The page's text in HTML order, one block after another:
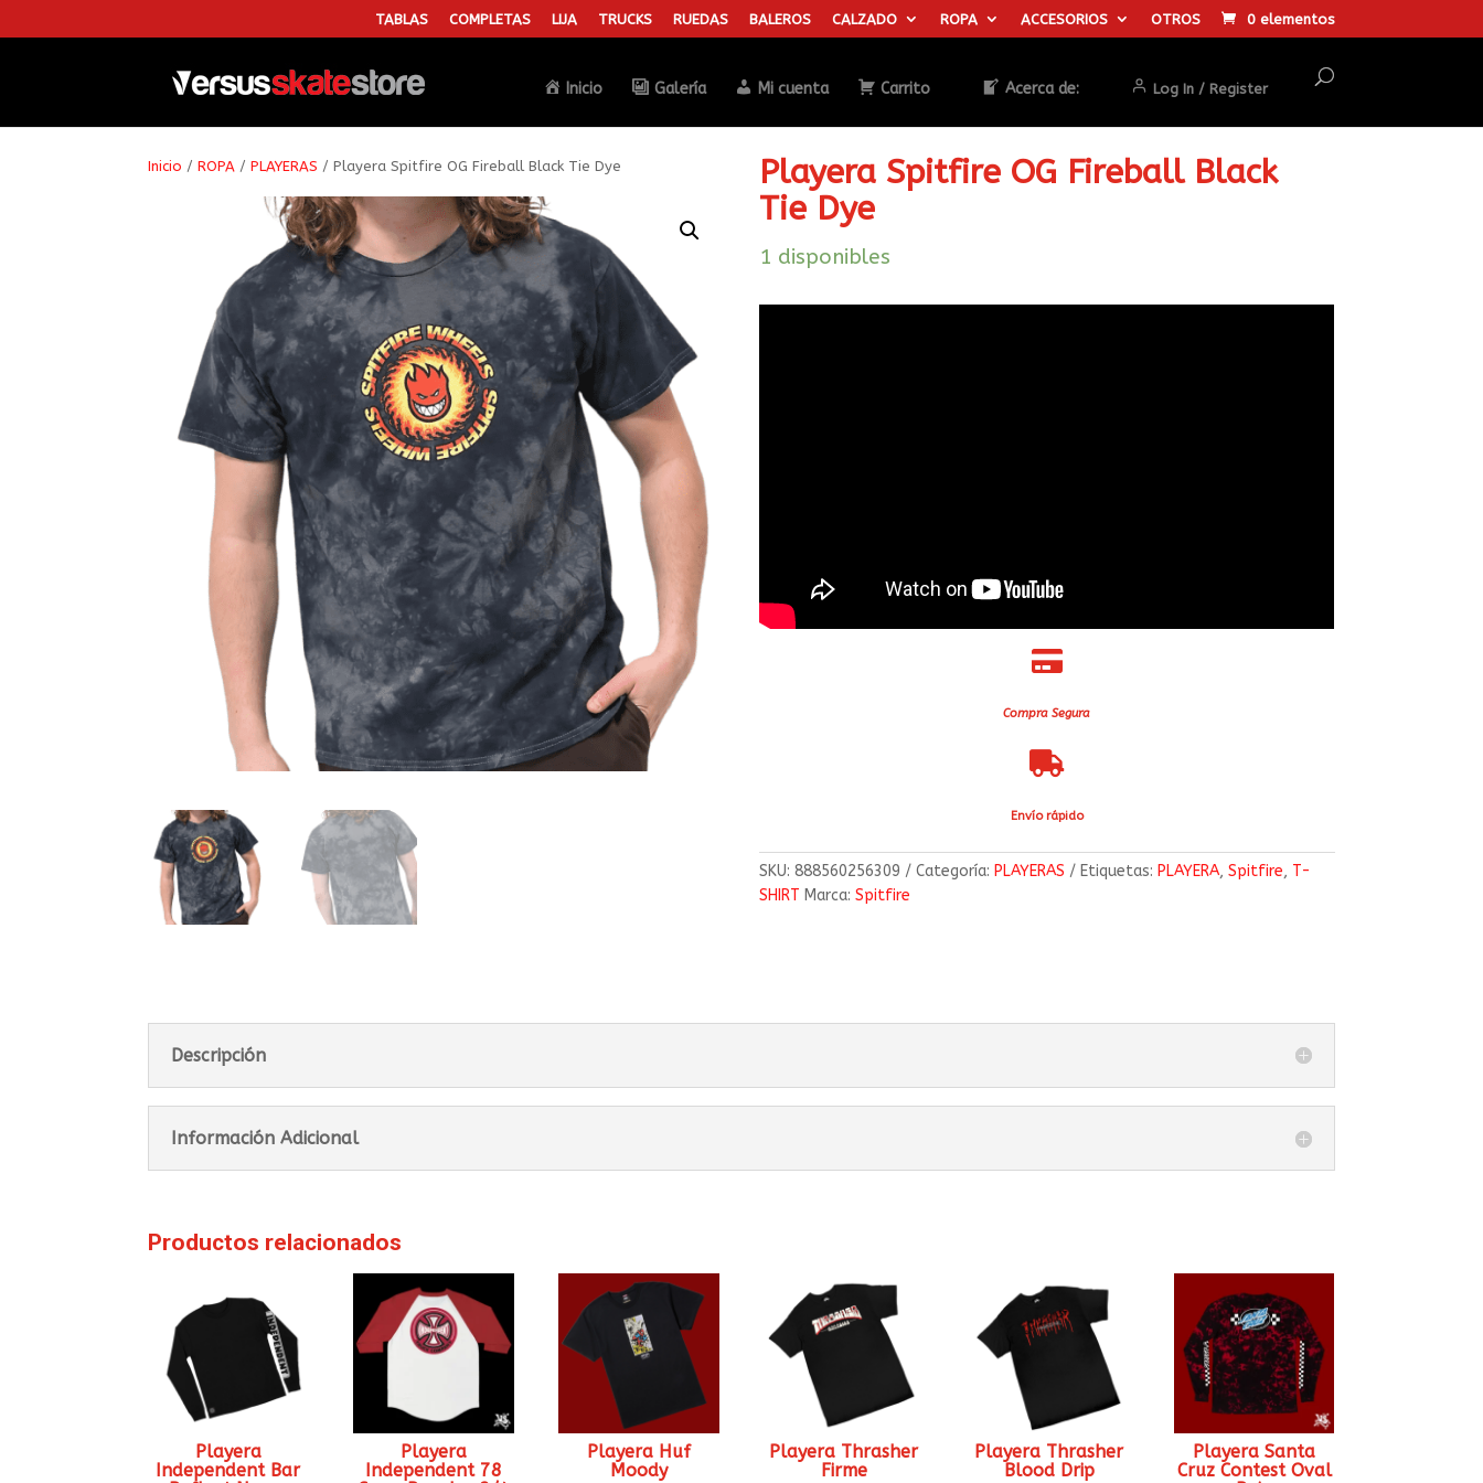
TABLAS COMPLETAS LIJA TRUCKS RUEDAS BALEROS CALZADO ROPA ACCESORIOS OTROS 0 elementos
Inicio Galería Mi cuenta Carrito Acerca de: Log In / Register
Búsqueda
Inicio /ROPA /PLAYERAS / Playera Spitfire OG Fireball Black Tie Dye
Playera Spitfire OG Fireball Black
Tie Dye
1 disponibles

Compra Segura

Envío rápido
SKU:888560256309 Categoría: PLAYERAS Etiquetas: PLAYERA,Spitfire, T-
SHIRT Marca:Spitfire
Descripción
Información Adicional
Productos relacionados
Playera
Independent Bar
Playera
Independent 78
Playera Huf
Moody
Playera Thrasher
Firme
Playera Thrasher
Blood Drip
Playera Santa
Cruz Contest Oval